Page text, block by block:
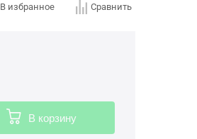
В избранное Сравнить
В корзину